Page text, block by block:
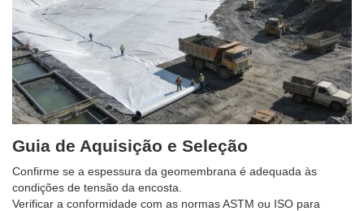
Guia de Aquisição e Seleção
Confirme se a espessura da geomembrana é adequada às
condições de tensão da encosta.
Verificar a conformidade com as normas ASTM ou ISO para